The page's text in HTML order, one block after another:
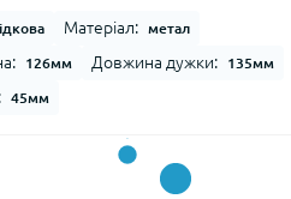
Матеріал: метал
126мм Довжина дужки: 135мм
45мм